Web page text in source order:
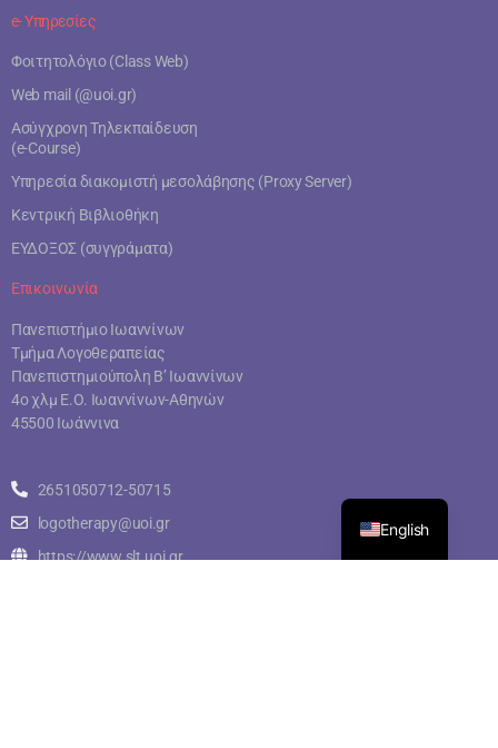
e- Υπηρεσίες
Φοιτητολόγιο (Class Web)
Web mail (@uoi.gr)
Ασύγχρονη Τηλεκπαίδευση
(e-Course)
Υπηρεσία διακομιστή μεσολάβησης (Proxy Server)
Κεντρική Βιβλιοθήκη
ΕΥΔΟΞΟΣ (συγγράματα)
Επικοινωνία
Πανεπιστήμιο Ιωαννίνων
Τμήμα Λογοθεραπείας
Πανεπιστημιούπολη Β’ Ιωαννίνων
4ο χλμ Ε.Ο. Ιωαννίνων-Αθηνών
45500 Ιωάννινα
2651050712-50715
logotherapy@uoi.gr
https://www.slt.uoi.gr
English